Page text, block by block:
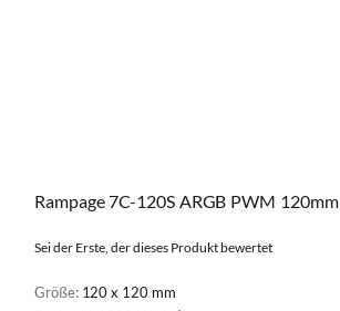
Rampage 7C-120S ARGB PWM 120mm
Sei der Erste, der dieses Produkt bewertet
Größe: 120 x 120 mm